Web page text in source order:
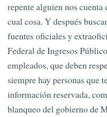
repente alguien nos
cual cosa. Y después
fuentes oficiales y
Federal de Ingresos
empleados, que deben
siempre hay personas que
información reservada,
blanqueo del gobierno de